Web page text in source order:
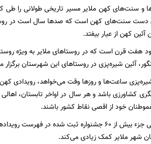
و سنت‌های کهن ملایر مسیر تاریخی طولانی را طی
دست سنت‌های کهن است که صدها سال‌ است در
آئین کهن از عیار بیفتد.
هفت قرن است که در روستاهای ملایر به ویژه
آئین شیره‌پزی در روستاهای این شهرستان
کشاورزی باشد و هر سال در اواخر تابستان،
خود از اقصی نقاط کشور باشند.
رویداد شیره‌پزی سنتی جزء بیش از ۶۰ جشنواره
شهر ملایر کمک زیادی می‌کند.